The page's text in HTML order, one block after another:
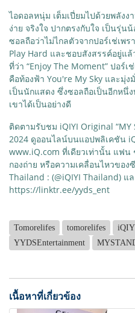
ไอดอลหนุ่ม เต็มเปี่ยมไปด้วยพลัง
ง่าย จริงใจ ปากตรงกับใจ เป็นรุ่
ซอลถือว่าไม่ไกลตัวจากปอร์เช่เพ
Play Hard และชอบสังสรรค์อยู่แ
ที่ว่า “Enjoy The Moment” ปอร์
คือท้องฟ้า You're My Sky และมุ่
เป็นนักแสดง ซึ่งซอลถือเป็นอีกหนึ่
เขาได้เป็นอย่างดี
ติดตามรับชม iQIYI Original
2024 ดูออนไลน์บนแอปพลิเคชัน
www.iQ.com ที่เดียวเท่านั้น แฟ
กองถ่าย หรือความเคลื่อนไหวของ
Thailand : (@iQIYI Thailand) แ
https://linktr.ee/yyds_ent
Tomorelifes tomorelifes
YYDSEntertainment
เนื้อหาที่เกี่ยวข้อง